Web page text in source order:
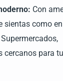
Con
sientas como
Supermercados,
cercanos para tu